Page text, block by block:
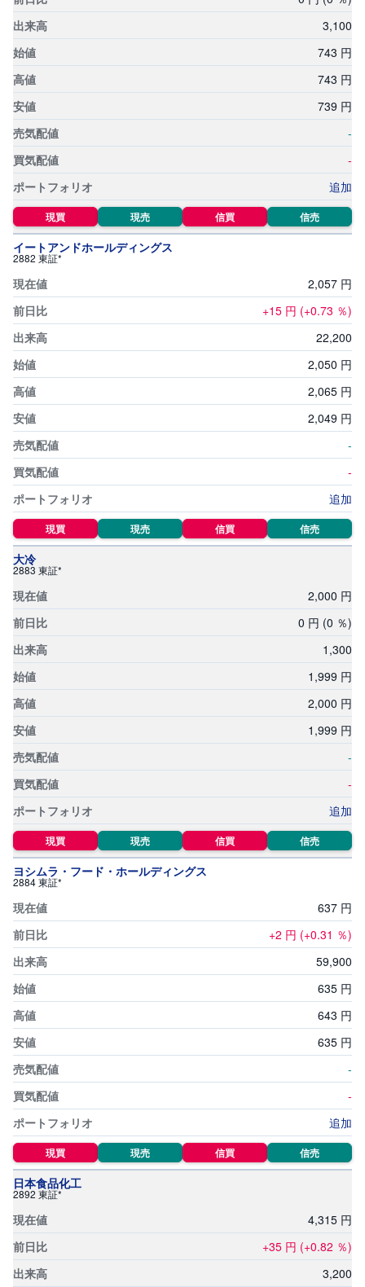
3,100
743 円
743 円
739 円
-
-
追加
現買 現売 信買 信売
イートアンドホールディングス
2882 東証*
2,057 円
+15 円 (+0.73 ％)
22,200
2,050 円
2,065 円
2,049 円
-
-
追加
現買 現売 信買 信売
大冷
2883 東証*
2,000 円
0 円 (0 ％)
1,300
1,999 円
2,000 円
1,999 円
-
-
追加
現買 現売 信買 信売
ヨシムラ・フード・ホールディングス
2884 東証*
637 円
+2 円 (+0.31 ％)
59,900
635 円
643 円
635 円
-
-
追加
現買 現売 信買 信売
日本食品化工
2892 東証*
4,315 円
+35 円 (+0.82 ％)
3,200